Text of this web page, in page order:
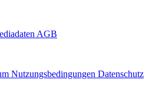
AGB
Nutzungsbedingungen Datenschutz